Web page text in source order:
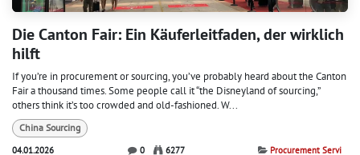
Die Canton Fair: Ein Käuferleitfaden, der wirklich
hilft
If you’re in procurement or sourcing, you’ve probably heard about the Canton
Fair a thousand times. Some people call it “the Disneyland of sourcing,”
others think it’s too crowded and old-fashioned. W...
China Sourcing
04.01.2026
0 6277 Procurement Servi